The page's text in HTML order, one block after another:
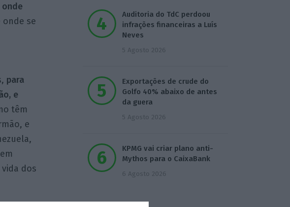
onde
onde se
para
e
têm
e
dos
Auditoria do TdC perdoou
infrações financeiras a Luís
Neves
5 Agosto 2026
Exportações de crude do
Golfo 40% abaixo de antes
da guera
5 Agosto 2026
KPMG vai criar plano anti-
Mythos para o CaixaBank
6 Agosto 2026